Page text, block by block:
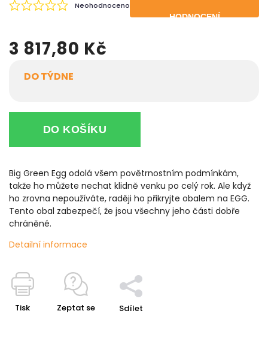
Neohodnoceno
HODNOCENÍ
3 817,80 Kč
DO TÝDNE
DO KOŠÍKU
Big Green Egg odolá všem povětrnostním podmínkám,
takže ho můžete nechat klidně venku po celý rok. Ale když
ho zrovna nepoužíváte, raději ho přikryjte obalem na EGG.
Tento obal zabezpečí, že jsou všechny jeho části dobře
chráněné.
Detailní informace
Tisk Zeptat se Sdílet